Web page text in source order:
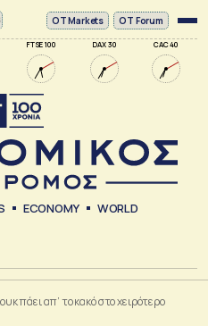
FTSE 100 DAX 30 CAC 40
ΟΤ Markets OT Forum
ECONOMY WORLD
πάει απ’ το κακό στο χειρότερο